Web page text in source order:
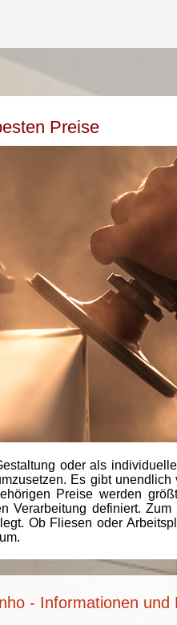
Preise
oder als
Es gibt
Preise werden
Verarbeitung definiert.
Ob Fliesen oder
- Informationen und